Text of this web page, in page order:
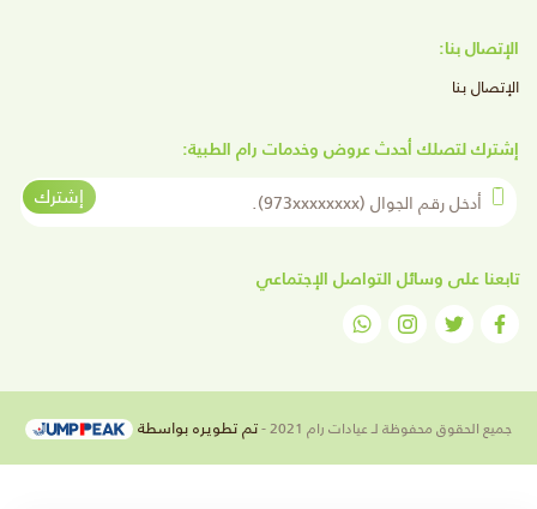
الإتصال بنا:
الإتصال بنا
إشترك لتصلك أحدث عروض وخدمات رام الطبية:
أدخل رقم الجوال
إشترك
تابعنا على وسائل التواصل الإجتماعي
جميع الحقوق محفوظة لـ عيادات رام 2021 - تم تطويره بواسطة